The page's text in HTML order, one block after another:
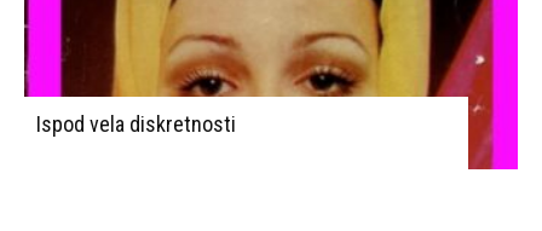
Ispod vela diskretnosti